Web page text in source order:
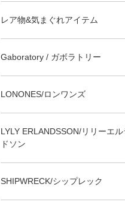
レア物&気まぐれアイテム
Gaboratory / ガボラトリー
LONONES/ロンワンズ
LYLY ERLANDSSON/リリーエル
ドソン
SHIPWRECK/シップレック